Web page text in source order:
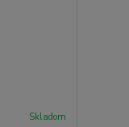
Skladom